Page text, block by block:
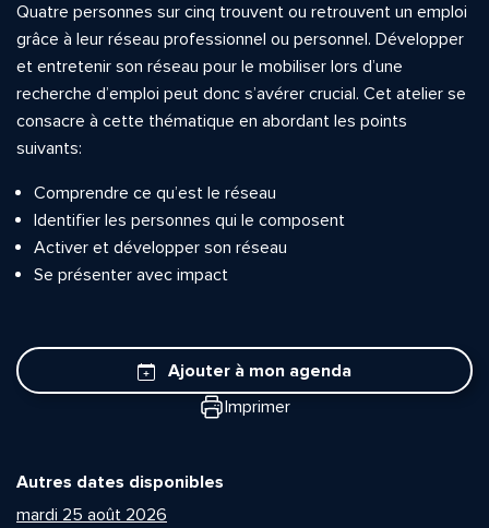
Quatre personnes sur cinq trouvent ou retrouvent un emploi
grâce à leur réseau professionnel ou personnel. Développer
et entretenir son réseau pour le mobiliser lors d’une
recherche d’emploi peut donc s’avérer crucial. Cet atelier se
consacre à cette thématique en abordant les points
suivants:
Comprendre ce qu’est le réseau
Identifier les personnes qui le composent
Activer et développer son réseau
Se présenter avec impact
Ajouter à mon agenda
Imprimer
Autres dates disponibles
mardi 25 août 2026